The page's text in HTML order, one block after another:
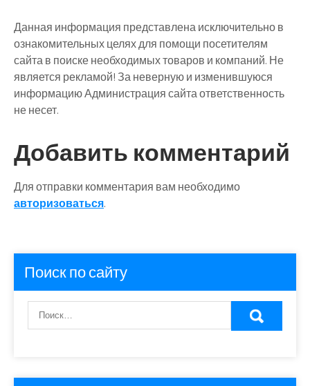
Данная информация представлена исключительно в
ознакомительных целях для помощи посетителям
сайта в поиске необходимых товаров и компаний. Не
является рекламой! За неверную и изменившуюся
информацию Администрация сайта ответственность
не несет.
Добавить комментарий
Для отправки комментария вам необходимо
авторизоваться.
Поиск по сайту